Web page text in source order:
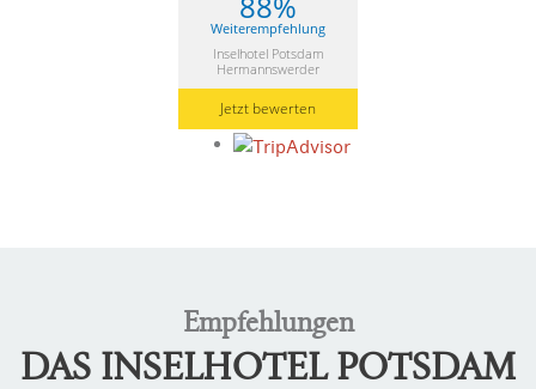
Weiterempfehlung
Inselhotel Potsdam
Hermannswerder
Jetzt bewerten
Empfehlungen
DAS INSELHOTEL POTSDAM